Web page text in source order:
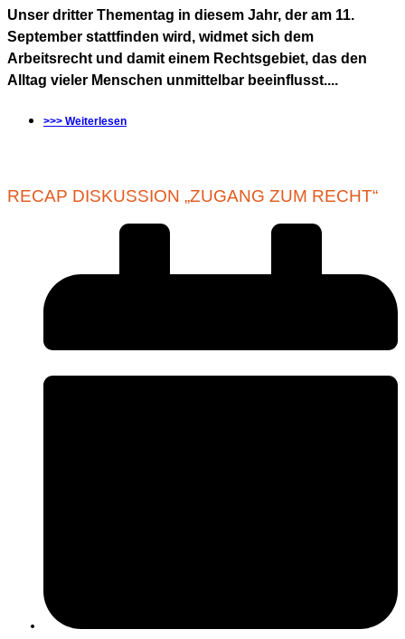
Unser dritter Thementag in diesem Jahr, der am 11.
September stattfinden wird, widmet sich dem
Arbeitsrecht und damit einem Rechtsgebiet, das den
Alltag vieler Menschen unmittelbar beeinflusst....
>>> Weiterlesen
RECAP DISKUSSION „ZUGANG ZUM RECHT“